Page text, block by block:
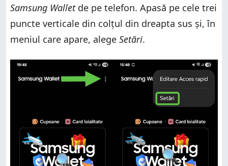
Samsung Walletde pe telefon. Apasă pe cele trei
puncte verticale din colțul din dreapta sus și, în
meniul care apare, alege Setări.